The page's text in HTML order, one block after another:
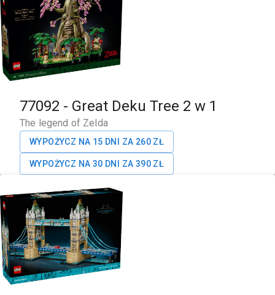
77092 - Great Deku Tree 2 w 1
The legend of Zelda
WYPOŻYCZ NA 15 DNI ZA 260 ZŁ
WYPOŻYCZ NA 30 DNI ZA 390 ZŁ